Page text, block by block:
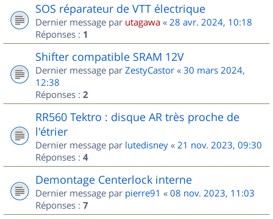
SOS réparateur de VTT électrique
Dernier message par utagawa « 28 avr. 2024, 10:18
Réponses : 1
Shifter compatible SRAM 12V
Dernier message par ZestyCastor « 30 mars 2024,
12:38
Réponses : 2
RR560 Tektro : disque AR très proche de
l'étrier
Dernier message par lutedisney « 21 nov. 2023, 09:30
Réponses : 4
Demontage Centerlock interne
Dernier message par pierre91 « 08 nov. 2023, 11:03
Réponses : 7